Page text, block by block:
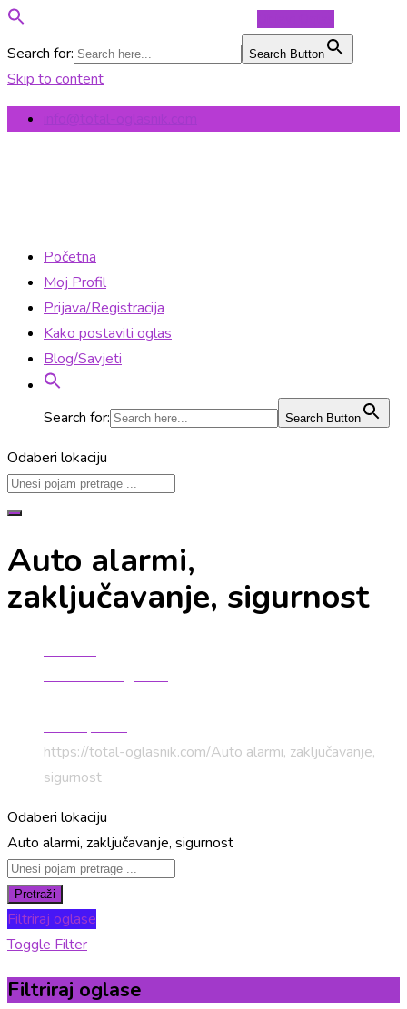
Search for: Search Button
Skip to content
Početna
Moj Profil
Prijava/Registracija
Kako postaviti oglas
Blog/Savjeti
Search for: Search Button
Odaberi lokaciju
Auto alarmi,
zaključavanje, sigurnost
https://total-oglasnik.com/Auto alarmi, zaključavanje,
sigurnost
Odaberi lokaciju
Auto alarmi, zaključavanje, sigurnost
Pretraži
Filtriraj oglase
Toggle Filter
Filtriraj oglase